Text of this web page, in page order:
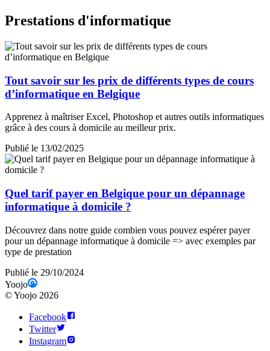
Prestations d'informatique
Tout savoir sur les prix de différents types de cours
d’informatique en Belgique
Apprenez à maîtriser Excel, Photoshop et autres outils informatiques
grâce à des cours à domicile au meilleur prix.
Publié le 13/02/2025
Quel tarif payer en Belgique pour un dépannage
informatique à domicile ?
Découvrez dans notre guide combien vous pouvez espérer payer
pour un dépannage informatique à domicile => avec exemples par
type de prestation
Publié le 29/10/2024
Yoojo
©Yoojo 2026
Facebook
Twitter
Instagram